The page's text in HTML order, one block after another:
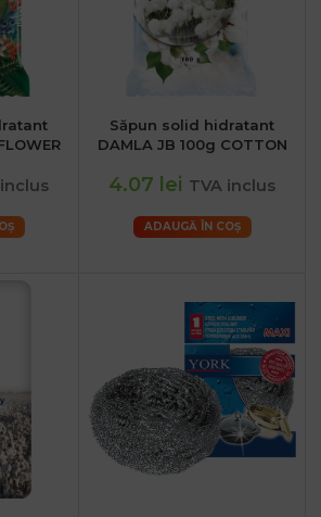
Săpun solid hidratant
DAMLA JB 100g COTTON
4.07 lei TVA inclus
ADAUGĂ ÎN COȘ